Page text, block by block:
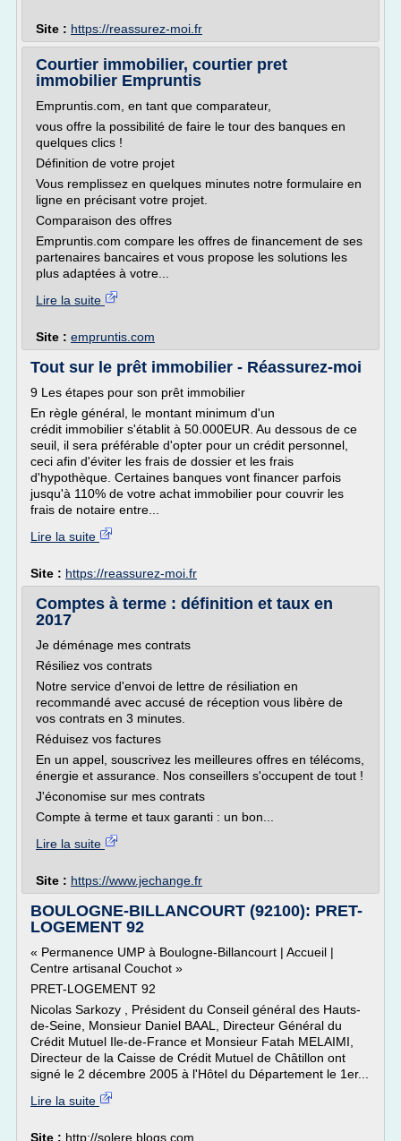
Site : https://reassurez-moi.fr
Courtier immobilier, courtier pret
immobilier Empruntis
Empruntis.com, en tant que comparateur,
vous offre la possibilité de faire le tour des banques en
quelques clics !
Définition de votre projet
Vous remplissez en quelques minutes notre formulaire en
ligne en précisant votre projet.
Comparaison des offres
Empruntis.com compare les offres de financement de ses
partenaires bancaires et vous propose les solutions les
plus adaptées à votre...
Lire la suite
Site : empruntis.com
Tout sur le prêt immobilier - Réassurez-moi
9 Les étapes pour son prêt immobilier
En règle général, le montant minimum d'un
crédit immobilier s'établit à 50.000EUR. Au dessous de ce
seuil, il sera préférable d'opter pour un crédit personnel,
ceci afin d'éviter les frais de dossier et les frais
d'hypothèque. Certaines banques vont financer parfois
jusqu'à 110% de votre achat immobilier pour couvrir les
frais de notaire entre...
Lire la suite
Site : https://reassurez-moi.fr
Comptes à terme : définition et taux en
2017
Je déménage mes contrats
Résiliez vos contrats
Notre service d'envoi de lettre de résiliation en
recommandé avec accusé de réception vous libère de
vos contrats en 3 minutes.
Réduisez vos factures
En un appel, souscrivez les meilleures offres en télécoms,
énergie et assurance. Nos conseillers s'occupent de tout !
J'économise sur mes contrats
Compte à terme et taux garanti : un bon...
Lire la suite
Site : https://www.jechange.fr
BOULOGNE-BILLANCOURT (92100): PRET-
LOGEMENT 92
« Permanence UMP à Boulogne-Billancourt | Accueil |
Centre artisanal Couchot »
PRET-LOGEMENT 92
Nicolas Sarkozy , Président du Conseil général des Hauts-
de-Seine, Monsieur Daniel BAAL, Directeur Général du
Crédit Mutuel Ile-de-France et Monsieur Fatah MELAIMI,
Directeur de la Caisse de Crédit Mutuel de Châtillon ont
signé le 2 décembre 2005 à l'Hôtel du Département le 1er...
Lire la suite
Site : http://solere.blogs.com